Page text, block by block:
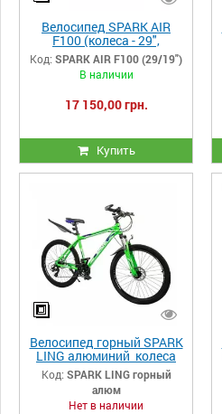
Велосипед SPARK AIR
F100 (колеса - 29",
алюмінієва рама - 19")
Код: SPARK AIR F100 (29/19")
В наличии
17 150,00 грн.
Купить
Велосипед горный SPARK
LING алюминий колеса
26"
Код: SPARK LING горный
алюм
Нет в наличии